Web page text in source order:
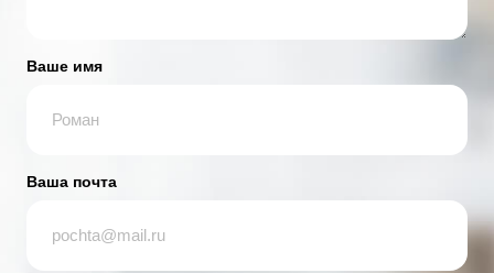
Ваше имя
Ваша почта